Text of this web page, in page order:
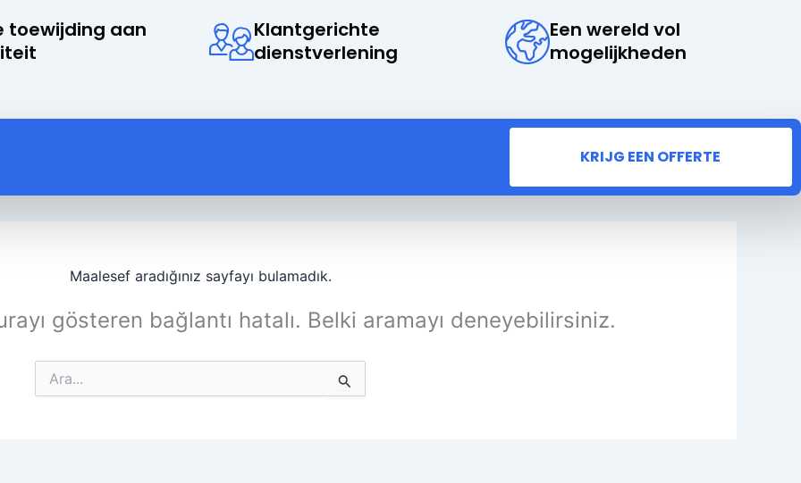
toewijding aan
Klantgerichte
dienstverlening
Een wereld vol
mogelijkheden
KRIJG EEN OFFERTE
Maalesef aradığınız sayfayı bulamadık.
gösteren bağlantı hatalı. Belki aramayı deneyebilirsiniz.
Search
for: